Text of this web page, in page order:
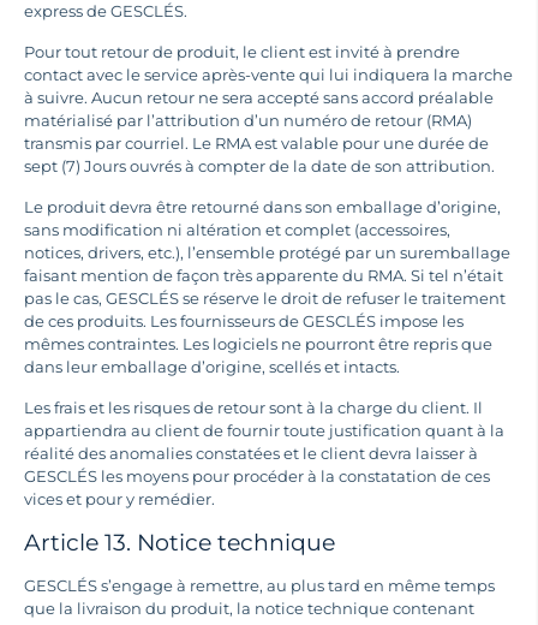
express de GESCLÉS.
Pour tout retour de produit, le client est invité à prendre
contact avec le service après-vente qui lui indiquera la marche
à suivre. Aucun retour ne sera accepté sans accord préalable
matérialisé par l’attribution d’un numéro de retour (RMA)
transmis par courriel. Le RMA est valable pour une durée de
sept (7) Jours ouvrés à compter de la date de son attribution.
Le produit devra être retourné dans son emballage d’origine,
sans modification ni altération et complet (accessoires,
notices, drivers, etc.), l’ensemble protégé par un suremballage
faisant mention de façon très apparente du RMA. Si tel n’était
pas le cas, GESCLÉS se réserve le droit de refuser le traitement
de ces produits. Les fournisseurs de GESCLÉS impose les
mêmes contraintes. Les logiciels ne pourront être repris que
dans leur emballage d’origine, scellés et intacts.
Les frais et les risques de retour sont à la charge du client. Il
appartiendra au client de fournir toute justification quant à la
réalité des anomalies constatées et le client devra laisser à
GESCLÉS les moyens pour procéder à la constatation de ces
vices et pour y remédier.
Article 13. Notice technique
GESCLÉS s’engage à remettre, au plus tard en même temps
que la livraison du produit, la notice technique contenant